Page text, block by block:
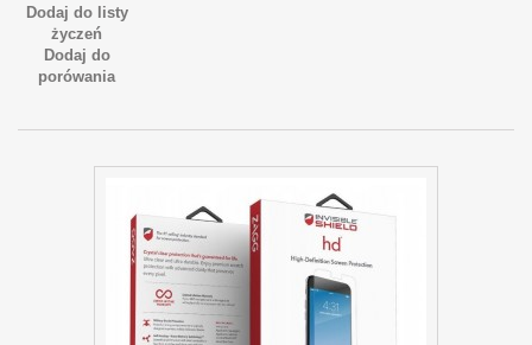
Dodaj do listy
życzeń
Dodaj do
porówania